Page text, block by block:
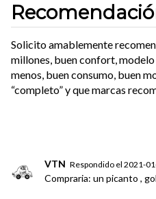
Solicito amablemente
millones, buen confort,
menos, buen consumo, buen
“completo” y que marcas
VTN Respondido el2021-
Compraria: un picanto ,